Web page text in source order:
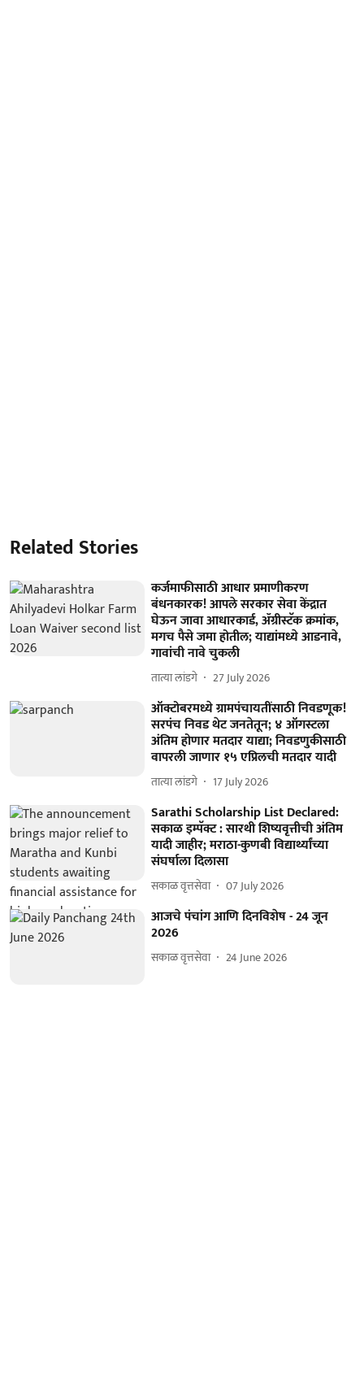
Related Stories
कर्जमाफीसाठी आधार प्रमाणीकरण
बंधनकारक! आपले सरकार सेवा केंद्रात
घेऊन जावा आधारकार्ड, ॲग्रीस्टॅक क्रमांक,
मगच पैसे जमा होतील; याद्यांमध्ये आडनावे,
गावांची नावे चुकली
तात्या लांडगे 27 July 2026
ऑक्टोबरमध्ये ग्रामपंचायतींसाठी निवडणूक!
सरपंच निवड थेट जनतेतून; ४ ऑगस्टला
अंतिम होणार मतदार याद्या; निवडणुकीसाठी
वापरली जाणार १५ एप्रिलची मतदार यादी
तात्या लांडगे 17 July 2026
Sarathi Scholarship List Declared:
सकाळ इम्पॅक्ट : सारथी शिष्यवृत्तीची अंतिम
यादी जाहीर; मराठा-कुणबी विद्यार्थ्यांच्या
संघर्षाला दिलासा
सकाळ वृत्तसेवा 07 July 2026
आजचे पंचांग आणि दिनविशेष - 24 जून
2026
सकाळ वृत्तसेवा 24 June 2026